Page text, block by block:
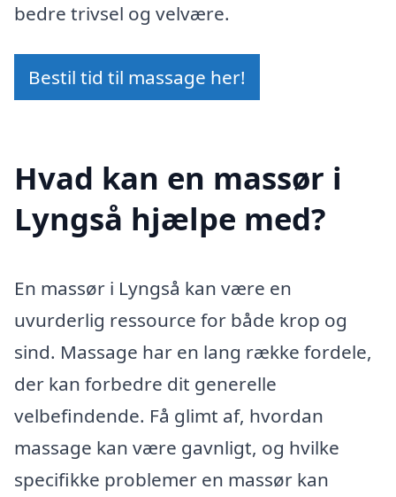
bedre trivsel og velvære.
Bestil tid til massage her!
Hvad kan en massør i
Lyngså hjælpe med?
En massør i Lyngså kan være en
uvurderlig ressource for både krop og
sind. Massage har en lang række fordele,
der kan forbedre dit generelle
velbefindende. Få glimt af, hvordan
massage kan være gavnligt, og hvilke
specifikke problemer en massør kan